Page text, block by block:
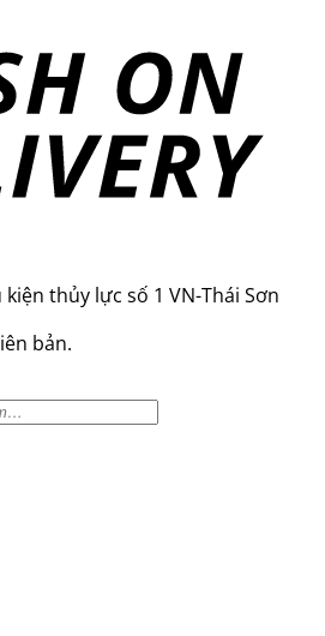
thủy lực số 1 VN-Thái Sơn
bản.